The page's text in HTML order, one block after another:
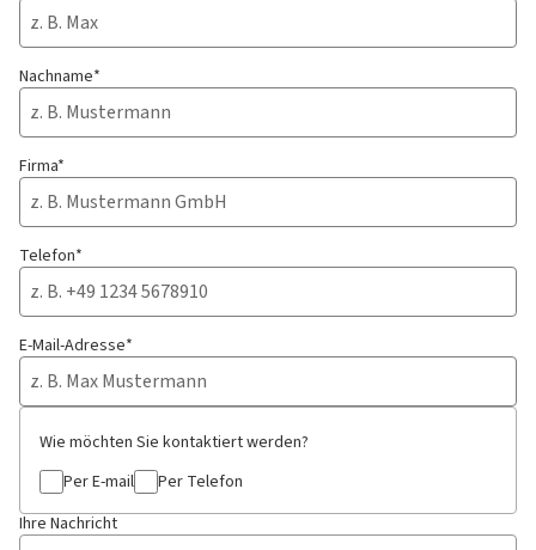
Nachname*
Firma*
Telefon*
E-Mail-Adresse*
Wie möchten Sie kontaktiert werden?
Per E-mail
Per Telefon
Ihre Nachricht